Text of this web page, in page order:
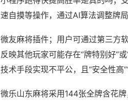
速自摸等操作，通过AI算法调整牌
微友麻将插件；用户可通过第三方
反映其他玩家可能存在“牌特别好”
技术手段实现不平公，且“安全性高
微乐山东麻将采用144张全牌含花